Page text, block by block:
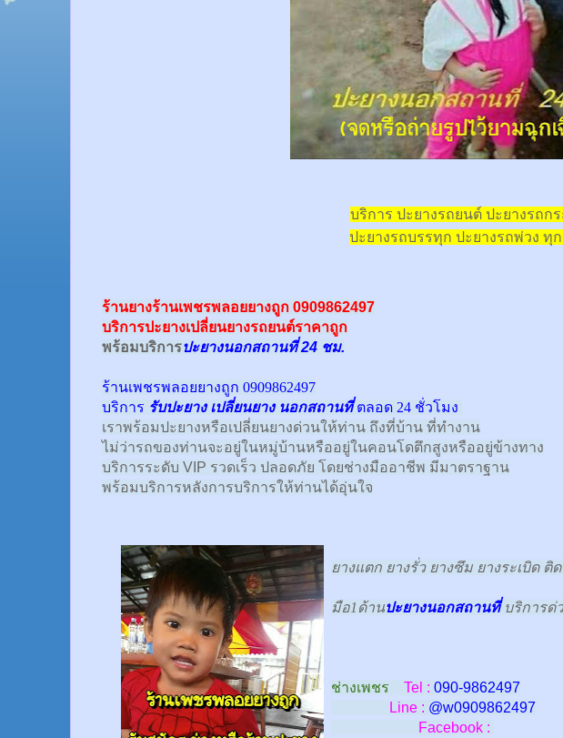
บริการ ปะยางรถยนต์ ปะยางรถกร
ปะยางรถบรรทุก ปะยางรถพ่วง ทุ
ร้านยางร้านเพชรพลอยยางถูก 0909862497
บริการปะยางเปลี่ยนยางรถยนต์ราคาถูก
พร้อมบริการปะยางนอกสถานที่ 24 ชม.
ร้านเพชรพลอยยางถูก 0909862497
บริการ รับปะยาง เปลี่ยนยาง นอกสถานที่ ตลอด 24 ชั่วโมง
เราพร้อมปะยางหรือเปลี่ยนยางด่วนให้ท่าน ถึงที่บ้าน ที่ทำงาน
ไม่ว่ารถของท่านจะอยู่ในหมู่บ้านหรืออยู่ในคอนโดตึกสูงหรืออยู่ข้างทาง
บริการระดับ VIP รวดเร็ว ปลอดภัย โดยช่างมืออาชีพ มีมาตราฐาน
พร้อมบริการหลังการบริการให้ท่านได้อุ่นใจ
ยางแตก ยางรั่ว ยางซึม ยางระเบิด ติด
มือ1ด้านปะยางนอกสถานที่ บริการด่
ช่างเพชร Tel : 090-9862497
Line : @w0909862497
Facebook :